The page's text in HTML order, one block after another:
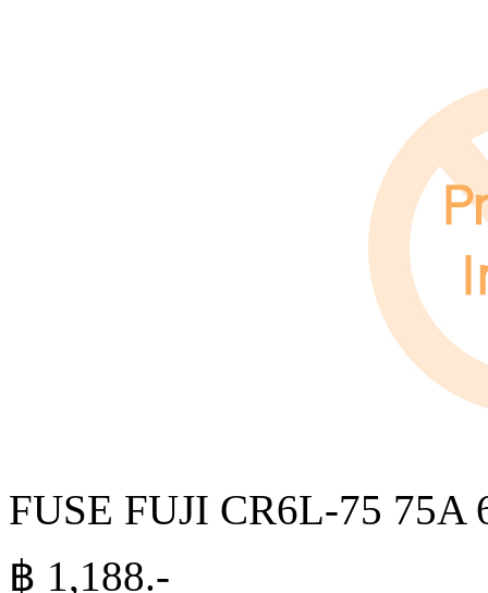
FUSE FUJI CR6L-75 75A
฿ 1,188.-